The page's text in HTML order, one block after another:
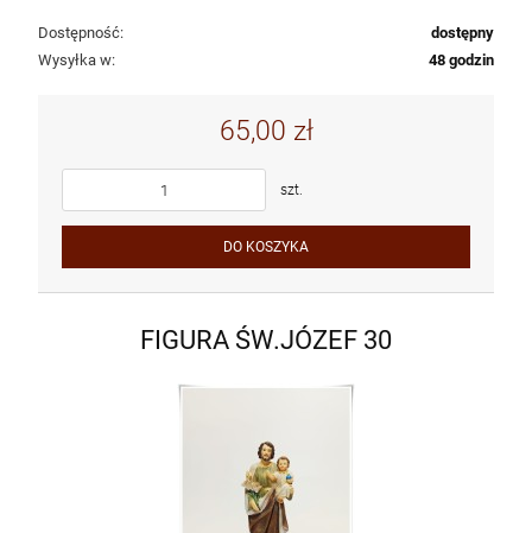
Dostępność:
dostępny
Wysyłka w:
48 godzin
65,00 zł
szt.
DO KOSZYKA
FIGURA ŚW.JÓZEF 30